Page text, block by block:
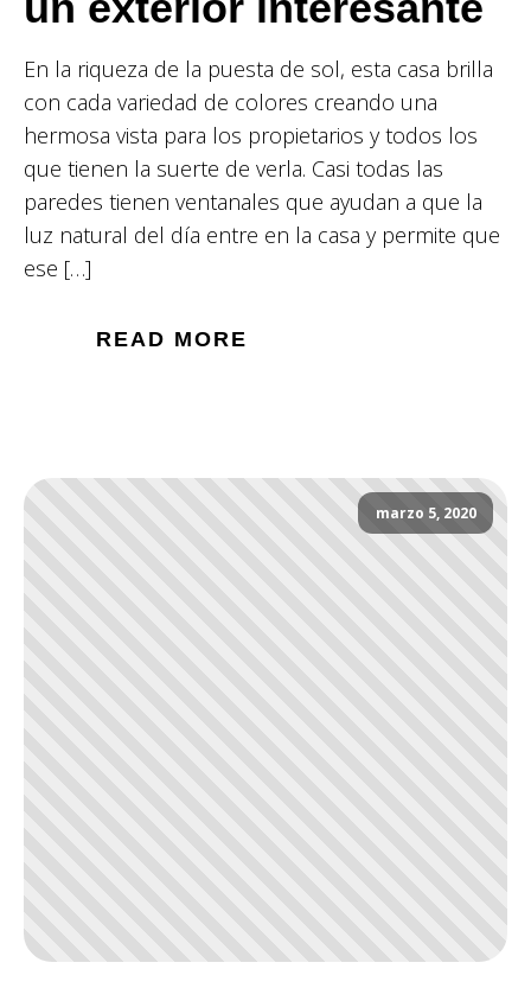
En la riqueza de la puesta de sol, esta casa brilla
con cada variedad de colores creando una
hermosa vista para los propietarios y todos los
que tienen la suerte de verla. Casi todas las
paredes tienen ventanales que ayudan a que la
luz natural del día entre en la casa y permite que
ese […]
READ MORE
marzo 5, 2020